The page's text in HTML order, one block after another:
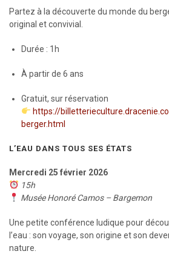
Partez à la découverte du monde du
original et convivial.
Durée : 1h
À partir de 6 ans
Gratuit, sur réservation
https://
berger.html
L’EAU DANS TOUS SES ÉTATS
Mercredi 25 février 2026
15h
Musée Honoré Camos – Bargemon
Une petite conférence ludique pour
l’eau : son voyage, son origine et son
nature.